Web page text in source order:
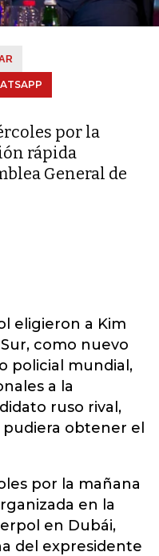
por la
rápida
General de
eligieron a Kim
como nuevo
policial mundial,
a la
ruso rival,
obtener el
por la mañana
en la
en Dubái,
del expresidente